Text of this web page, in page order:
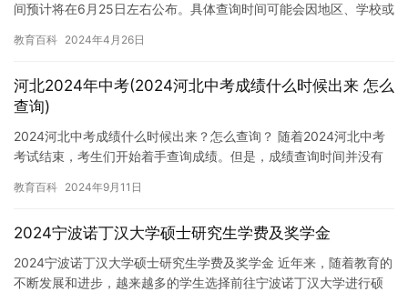
间预计将在6月25日左右公布。具体查询时间可能会因地区、学校或
教育百科 2024年4月26日
河北2024年中考(2024河北中考成绩什么时候出来 怎么
查询)
2024河北中考成绩什么时候出来？怎么查询？ 随着2024河北中考
考试结束，考生们开始着手查询成绩。但是，成绩查询时间并没有
教育百科 2024年9月11日
2024宁波诺丁汉大学硕士研究生学费及奖学金
2024宁波诺丁汉大学硕士研究生学费及奖学金 近年来，随着教育的
不断发展和进步，越来越多的学生选择前往宁波诺丁汉大学进行硕